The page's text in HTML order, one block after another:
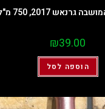
גרנאש 2017, 750 מ"ל
₪39.00
הוספה לסל